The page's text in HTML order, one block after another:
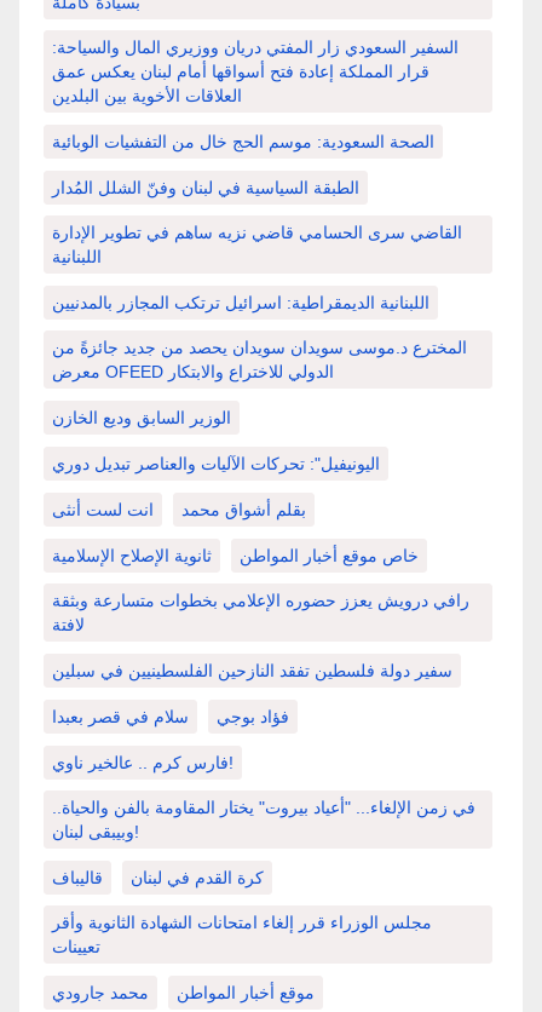
السفير السعودي زار المفتي دريان ووزيري المال والسياحة:
قرار المملكة إعادة فتح أسواقها أمام لبنان يعكس عمق
العلاقات الأخوية بين البلدين
الصحة السعودية: موسم الحج خال من التفشيات الوبائية
الطبقة السياسية في لبنان وفنّ الشلل المُدار
القاضي سرى الحسامي قاضي نزيه ساهم في تطوير الإدارة
اللبنانية
اللبنانية الديمقراطية: اسرائيل ترتكب المجازر بالمدنيين
المخترع د.موسى سويدان سويدان يحصد من جديد جائزةً من
معرض OFEED الدولي للاختراع والابتكار
الوزير السابق وديع الخازن
اليونيفيل": تحركات الآليات والعناصر تبديل دوري
انت لست أنثى بقلم أشواق محمد
ثانوية الإصلاح الإسلامية خاص موقع أخبار المواطن
رافي درويش يعزز حضوره الإعلامي بخطوات متسارعة وبثقة
لافتة
سفير دولة فلسطين تفقد النازحين الفلسطينيين في سبلين
سلام في قصر بعبدا فؤاد بوجي
فارس كرم .. عالخير ناوي!
في زمن الإلغاء... "أعياد بيروت" يختار المقاومة بالفن والحياة..
وبيبقى لبنان!
قاليباف كرة القدم في لبنان
مجلس الوزراء قرر إلغاء امتحانات الشهادة الثانوية وأقر
تعيينات
محمد جارودي موقع أخبار المواطن